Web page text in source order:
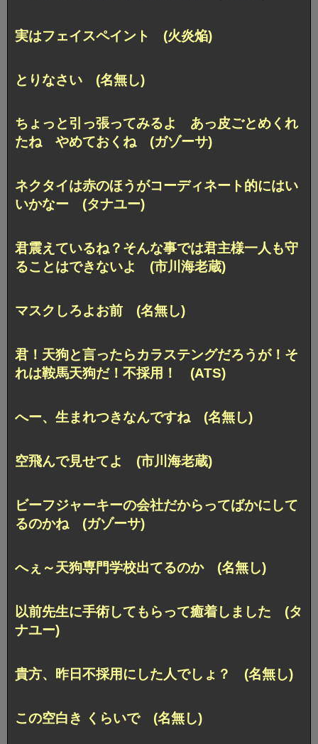
実はフェイスペイント (火炎焔)
とりなさい (名無し)
ちょっと引っ張ってみるよ あっ皮ごとめくれ
たね やめておくね (ガゾーサ)
ネクタイは赤のほうがコーディネート的にはい
いかなー (タナユー)
君震えているね？そんな事では君主様一人も守
ることはできないよ (市川海老蔵)
マスクしろよお前 (名無し)
君！天狗と言ったらカラステングだろうが！そ
れは鞍馬天狗だ！不採用！ (ATS)
へー、生まれつきなんですね (名無し)
空飛んで見せてよ (市川海老蔵)
ビーフジャーキーの会社だからってばかにして
るのかね (ガゾーサ)
へぇ～天狗専門学校出てるのか (名無し)
以前先生に手術してもらって癒着しました (タ
ナユー)
貴方、昨日不採用にした人でしょ？ (名無し)
この空白き くらいで (名無し)